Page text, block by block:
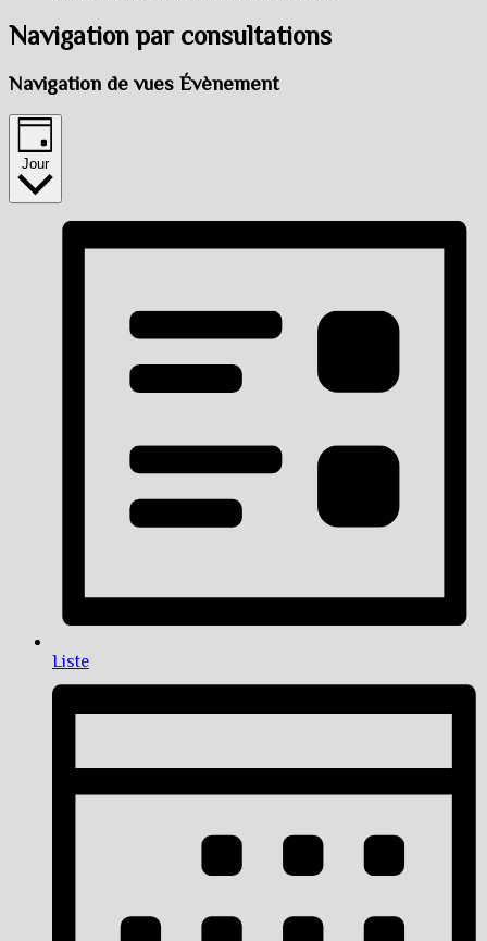
Navigation par consultations
Navigation de vues Évènement
Jour
Liste